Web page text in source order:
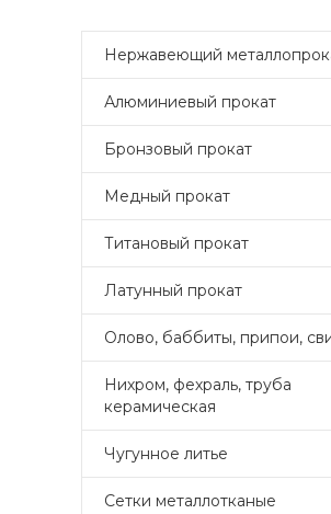
Нержавеющий
Алюминиевый прокат
Бронзовый прокат
Медный прокат
Титановый прокат
Латунный прокат
Олово, баббиты, припои,
Нихром, фехраль, труба
керамическая
Чугунное литье
Сетки металлотканые